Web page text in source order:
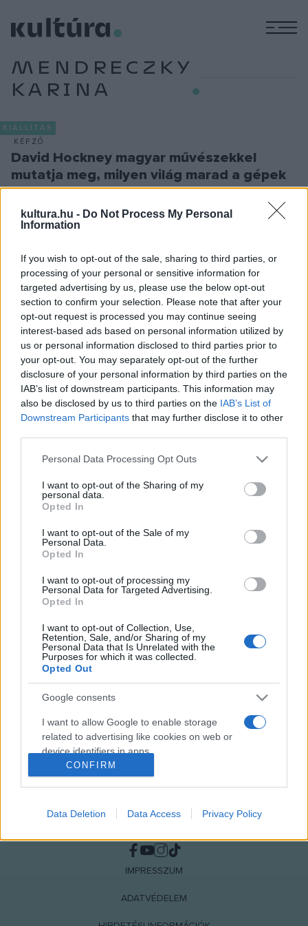
kultura.hu - Do Not Process My Personal
Information
If you wish to opt-out of the sale, sharing to third parties, or
processing of your personal or sensitive information for
targeted advertising by us, please use the below opt-out
section to confirm your selection. Please note that after your
opt-out request is processed you may continue seeing
interest-based ads based on personal information utilized by
us or personal information disclosed to third parties prior to
your opt-out. You may separately opt-out of the further
disclosure of your personal information by third parties on the
IAB’s list of downstream participants. This information may
also be disclosed by us to third parties on the IAB’s List of
Downstream Participants that may further disclose it to other
Please note that this website/app uses one or more Google
not limited to your visit or usage behaviour. You may click to
grant or deny consent to Google and its third-party tags to
use your data for below specified purposes in below Google
consent section.
Personal Data Processing Opt Outs
I want to opt-out of the Sharing of my
personal data.
Opted In
I want to opt-out of the Sale of my
Personal Data.
Opted In
I want to opt-out of processing my
Personal Data for Targeted Advertising.
Opted In
I want to opt-out of Collection, Use,
Retention, Sale, and/or Sharing of my
Personal Data that Is Unrelated with the
Purposes for which it was collected.
Opted Out
Google consents
I want to allow Google to enable storage
related to advertising like cookies on web or
device identifiers in apps.
I want to allow my user data to be sent to
I want to allow Google to send me
device identifiers in apps.
I want to allow Google to enable storage
CONFIRM
Data Deletion Data Access Privacy Policy
MENDRECZKY
KARINA
KIÁLLÍTÁS
KÉPZŐ
David Hockney magyar művészekkel
mutatja meg, milyen világ marad a gépek
után
Mit kezd egy autógyártó cég az iparosodás, a sebesség és
a hatalom árnyoldalaival? A Mercedes-Benz Art Collection
választ ad: nemzetközi világsztárok és nagyszerű magyar
alkotók művein keresztül vizsgálja, milyen világot hozott
létre a gép – és mi maradhat utána.
KÉPZŐ
Történetmesélős, törékeny installációk
nyerték idén az Esterházy Art Awardot
Őrült erős idén az Esterházy Art Award shortlist-je, legalább
jutalmazott: Horváth Gideon, Trapp Dominika, vaéamint a
Mendreczky Karina és Kortmann-Járay Katalin alkotópáros az
idei nyertesek.
EGYÉB
Magyar képzőművészek tárlata Bécs új
kiállítóterében
Mendreczky Karina és Járay Kortmann Katalin
képzőművészek Oasis című közös kiállítása Bécsben, a
Museums Quartier Salon kiállítóterében látható.
IMPRESSZUM
ADATVÉDELEM